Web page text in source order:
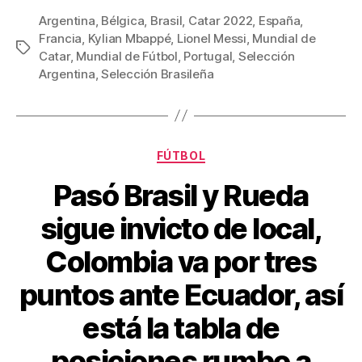
c
e
b
o
tt
er
ail er
e
st
m
p
ar
Etiquetas
Argentina Bélgica Brasil Catar 2022 España
Francia Kylian Mbappé, Lionel Messi Mundial de
Catar, Mundial de Fútbol Portugal Selección
Argentina ,Selección Brasileña
Categorías
FÚTBOL
Pasó Brasil y Rueda
sigue invicto de local,
Colombia va por tres
puntos ante Ecuador, así
está la tabla de